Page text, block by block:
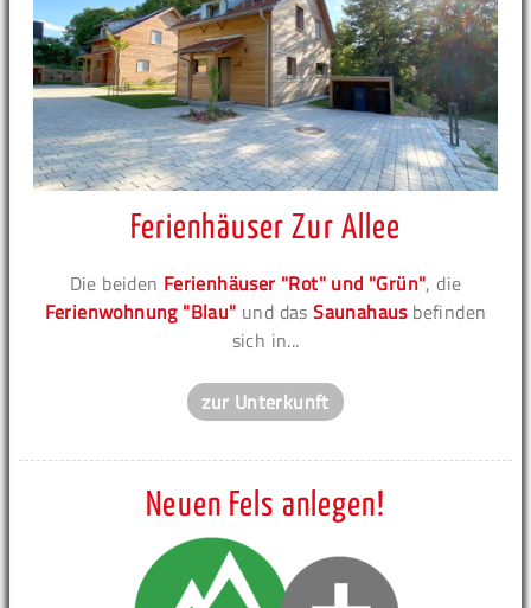
Ferienhäuser Zur Allee
Die beiden Ferienhäuser "Rot" und "Grün", die
Ferienwohnung "Blau" und dasSaunahausbefinden
sich in...
zur Unterkunft
Neuen Fels anlegen!